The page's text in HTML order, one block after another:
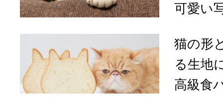
可愛い
猫の形
る生地
高級食